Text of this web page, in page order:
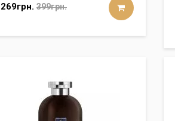
269грн. 399грн.